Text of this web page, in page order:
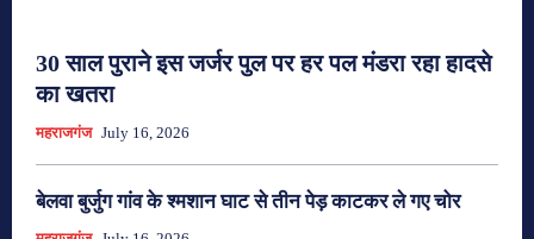
30 साल पुराने इस जर्जर पुल पर हर पल मंडरा रहा हादसे
का खतरा
महराजगंज July 16, 2026
बेलवा बुर्जुग गांव के श्मशान घाट से तीन पेड़ काटकर ले गए चोर